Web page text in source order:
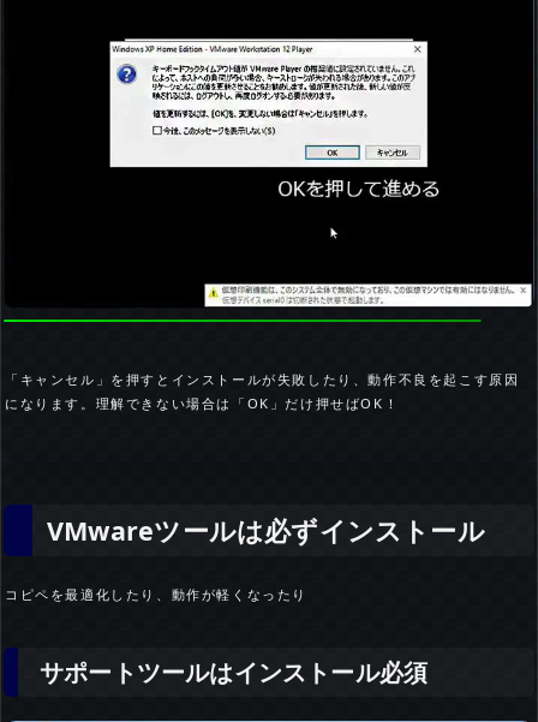
「キャンセル」を押すとインストールが失敗したり、動作不良を起こす原因
になります。理解できない場合は「OK」だけ押せばOK！
VMwareツールは必ずインストール
コピペを最適化したり、動作が軽くなったり
サポートツールはインストール必須